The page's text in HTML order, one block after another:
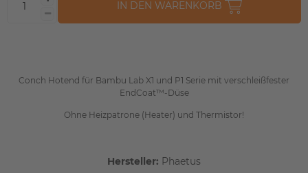
Conch Hotend für Bambu Lab X1 und P1 Serie mit verschleißfester
EndCoat™-Düse
Ohne Heizpatrone (Heater) und Thermistor!
Hersteller: Phaetus
IN DEN WARENKORB